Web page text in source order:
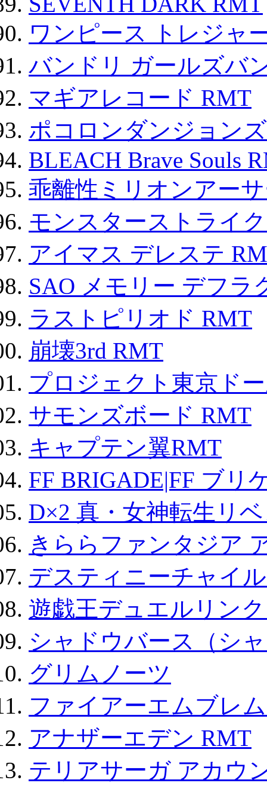
ワンピース トレジャ
バンドリ ガールズバ
マギアレコード RMT
ポコロンダンジョン
BLEACH Brave Souls
乖離性ミリオンアー
モンスターストライ
アイマス デレステ
SAO メモリー デフラ
ラストピリオド RMT
崩壊3rd RMT
プロジェクト東京ド
サモンズボード RMT
キャプテン翼RMT
FF BRIGADE|FF ブリ
D×2 真・女神転生リ
きららファンタジア
デスティニーチャイ
遊戯王デュエルリン
シャドウバース（シ
グリムノーツ
ファイアーエムブレ
アナザーエデン RMT
テリアサーガ アカウ